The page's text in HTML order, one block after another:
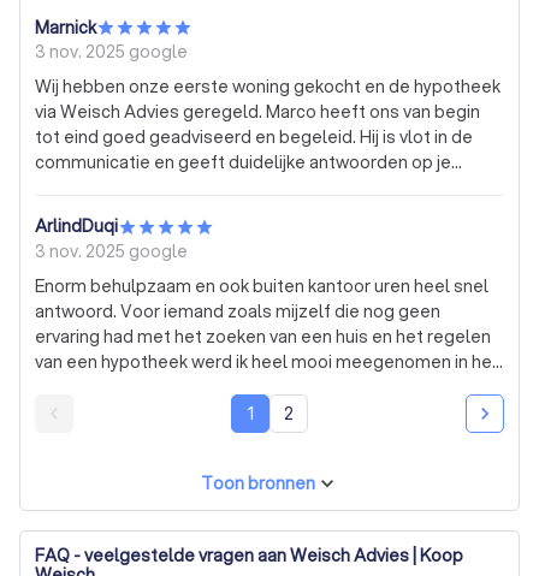
geeneens een mail van de Rabobank zelf. Na een gesprek
met de adviseur hierover zou er volgens hem geen
andere bank zijn met een ander aanbod waarna wij
besloten om elders advies te gaan vragen. We waren
ondertussen al 2 maanden verder wat ons, gezien de
deathline van de aannemer, veel stress gaf. Bij
Hypotheken Nederland was een hypotheek binnen 3
ook nog eens bij Obvion, een tak van de Rabobank. Mijn
partner heeft hierna nog contact gezocht met de
adviseur van Weisch, omdat we wel een factuur kregen en
betaald hebben van 1.700 euro, terwijl hij niks geleverd
heeft. Zijn reactie was " gefeliciteerd" op het feit dat de
hypotheek wel gelukt was. Wij voelen ons belazerd dat je
1.700 euro durft te specifiseren voor werk dat je niet
Marnick
3 nov. 2025 google
Wij hebben onze eerste woning gekocht en de hypotheek
via Weisch Advies geregeld. Marco heeft ons van begin
tot eind goed geadviseerd en begeleid. Hij is vlot in de
communicatie en geeft duidelijke antwoorden op je
periode. Kortom, zoek je een goed advieskantoor zonder
fratsen, dan ben je hier aan het juiste adres.
ArlindDuqi
3 nov. 2025 google
Enorm behulpzaam en ook buiten kantoor uren heel snel
antwoord. Voor iemand zoals mijzelf die nog geen
ervaring had met het zoeken van een huis en het regelen
van een hypotheek werd ik heel mooi meegenomen in het
en denkt altijd mee met mijzelf en mijn wensen. Erg blij bij
Weisch Advies uitgekomen te zijn. Zeker een aanrader
1 2
Toon bronnen
FAQ - veelgestelde vragen aan Weisch Advies | Koop